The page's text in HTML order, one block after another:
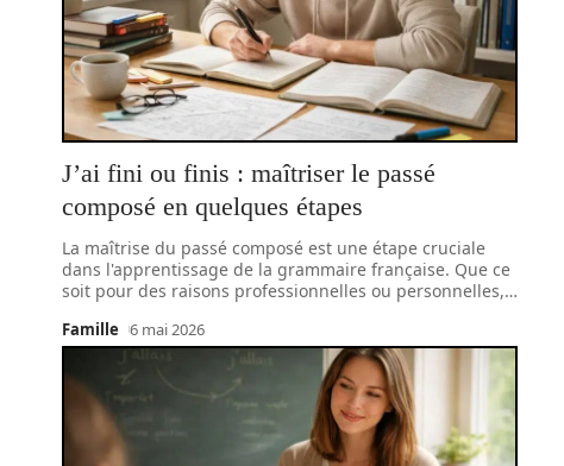
J’ai fini ou finis : maîtriser le passé
composé en quelques étapes
La maîtrise du passé composé est une étape cruciale
dans l'apprentissage de la grammaire française. Que ce
soit pour des raisons professionnelles ou personnelles,…
Famille 6 mai 2026